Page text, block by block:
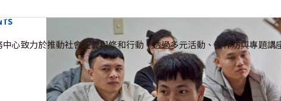
中心致力於推動社會正義與修和行動，透過多元活動、工作坊與專題